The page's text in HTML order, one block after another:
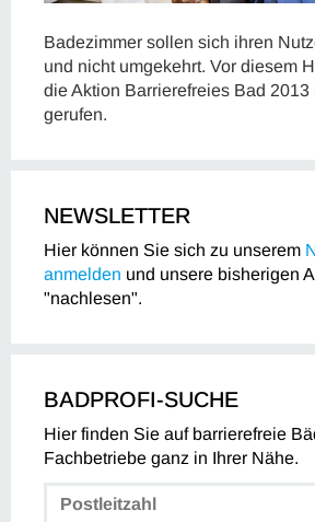
Badezimmer sollen sich ihren
und nicht umgekehrt. Vor diesem
die Aktion Barrierefreies Bad 2013
gerufen.
NEWSLETTER
Hier können Sie sich zu unserem
anmelden und unsere bisherigen
"nachlesen".
BADPROFI-SUCHE
Hier finden Sie auf barrierefreie
Fachbetriebe ganz in Ihrer Nähe.